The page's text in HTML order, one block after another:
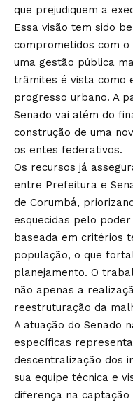
que prejudiquem a
Essa visão tem sido
comprometidos com
uma gestão pública
trâmites é vista como
progresso urbano. A
Senado vai além do
construção de uma
os entes federativos.
Os recursos já
entre Prefeitura e
de Corumbá,
esquecidas pelo
baseada em critérios
população, o que
planejamento. O
não apenas a
reestruturação da
A atuação do Senado
específicas
descentralização dos
sua equipe técnica e
diferença na